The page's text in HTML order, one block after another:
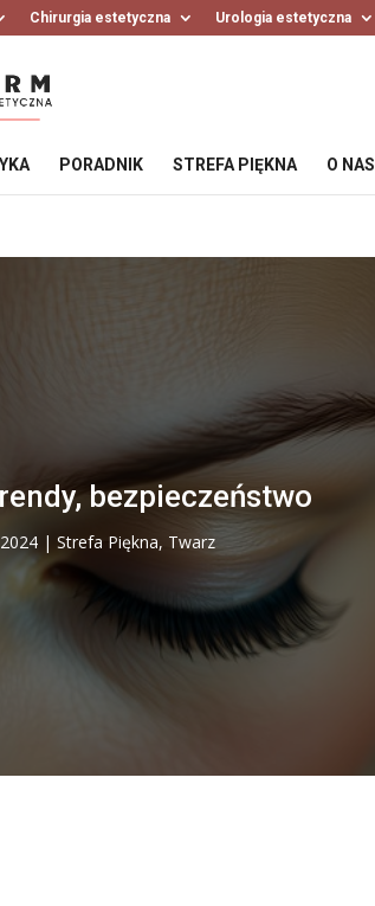
Chirurgia estetyczna Urologia estetyczna
PORADNIK STREFA PIĘKNA O NAS
bezpieczeństwo
| Strefa Piękna, Twarz